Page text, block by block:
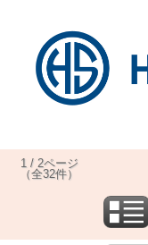
1 / 2ページ
（全32件）